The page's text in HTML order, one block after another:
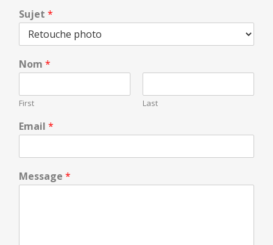
Sujet *
Nom *
First Last
Email *
Message *